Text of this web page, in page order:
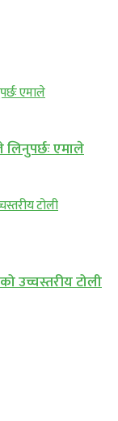
लिनुपर्छः एमाले
उच्चस्तरीय टोली